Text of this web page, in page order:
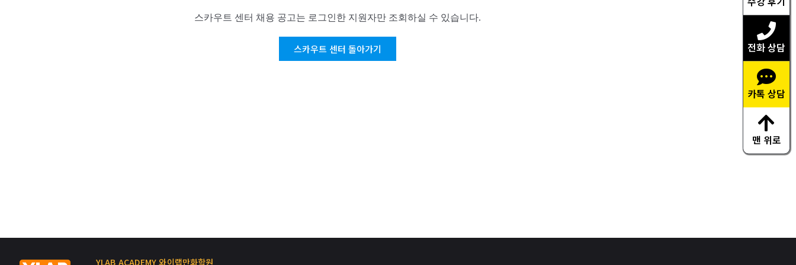
스카우트 센터 채용 공고는 로그인한 지원자만 조회하실 수 있습니다.
스카우트 센터 돌아가기
YLAB ACADEMY 와이랩만화학원
전화 상담
카톡 상담
맨 위로